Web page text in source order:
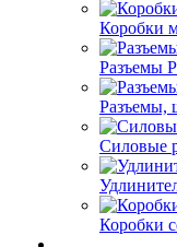
Коробки
Разъемы
Разъемы,
Силовые
Коробки